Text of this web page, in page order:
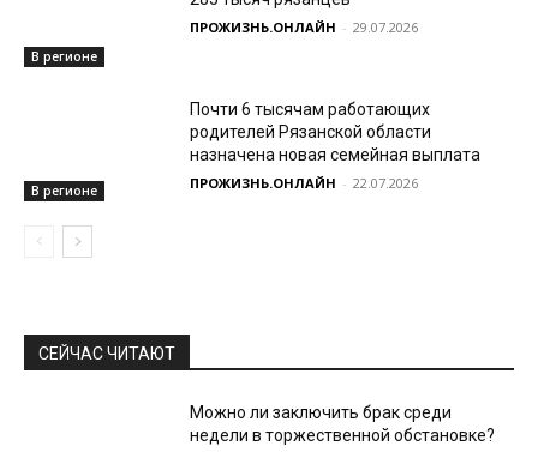
В регионе
ПРОЖИЗНЬ.ОНЛАЙН - 29.07.2026
В регионе
Почти 6 тысячам работающих
родителей Рязанской области
назначена новая семейная выплата
ПРОЖИЗНЬ.ОНЛАЙН - 22.07.2026
СЕЙЧАС ЧИТАЮТ
Можно ли заключить брак среди
недели в торжественной обстановке?